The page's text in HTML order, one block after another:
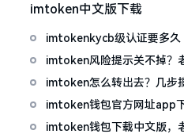
imtoken中文版下载
imtokenkycb级认证要多久
imtoken风险提示关不掉？
imtoken怎么转出去？几步
imtoken钱包官方网址app
imtoken钱包下载中文版，